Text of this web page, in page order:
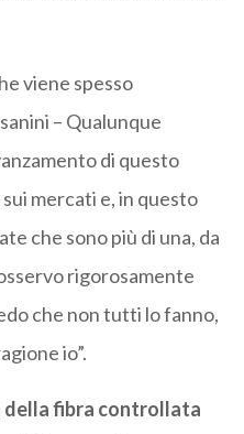
viene spesso
– Qualunque
di questo
mercati e, in questo
che sono più di una, da
rigorosamente
che non tutti lo fanno,
io”.
della fibra controllata